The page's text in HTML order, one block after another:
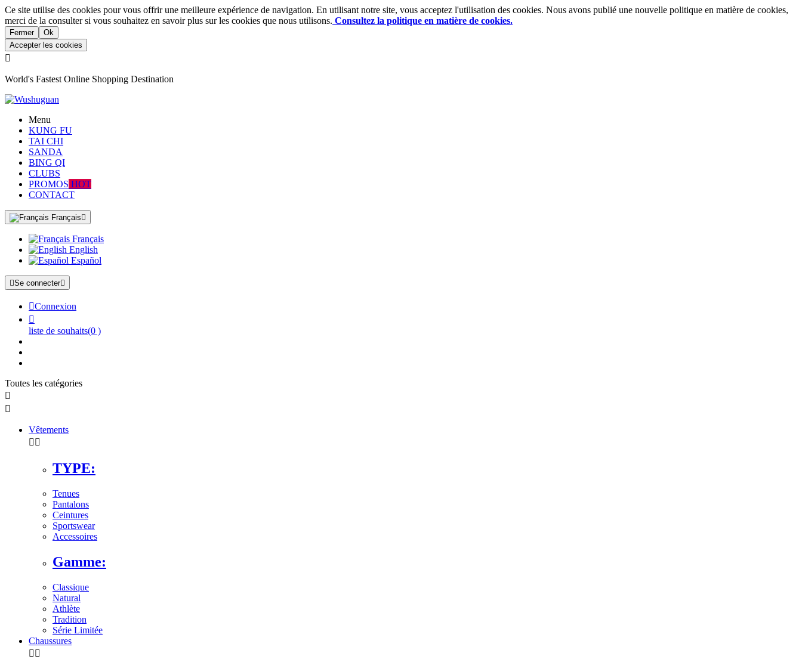
Ce site utilise des cookies pour vous offrir une meilleure expérience de navigation. En utilisant notre site, vous acceptez l'utilisation des cookies. Nous avons publié une nouvelle politique en matière de cookies,
merci de la consulter si vous souhaitez en savoir plus sur les cookies que nous utilisons. Consultez la politique en matière de cookies.
Fermer
Ok
Accepter les cookies

World's Fastest Online Shopping Destination
Menu
KUNG FU
TAI CHI
SANDA
BING QI
CLUBS
PROMOS HOT
CONTACT
Français 
Français
English
Español
Se connecter
Connexion

liste de souhaits(0 )
Toutes les catégories


Vêtements
 
TYPE:
Tenues
Pantalons
Ceintures
Sportswear
Accessoires
Gamme:
Classique
Natural
Athlète
Tradition
Série Limitée
Chaussures
 